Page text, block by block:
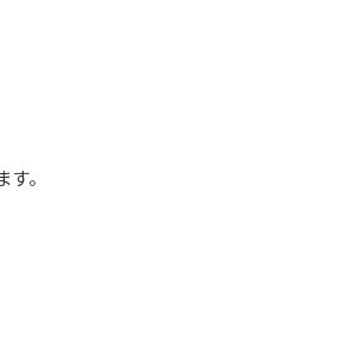
。